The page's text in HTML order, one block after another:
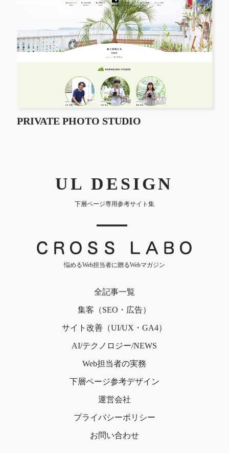
PRIVATE PHOTO STUDIO
UL DESIGN
下層ページ専用参考サイト集
｜
悩めるWeb担当者に贈るWebマガジン
全記事一覧
集客（SEO・広告）
サイト改善（UI/UX・GA4）
AI/テクノロジー/NEWS
Web担当者の実務
下層ページ参考デザイン
運営会社
プライバシーポリシー
お問い合わせ